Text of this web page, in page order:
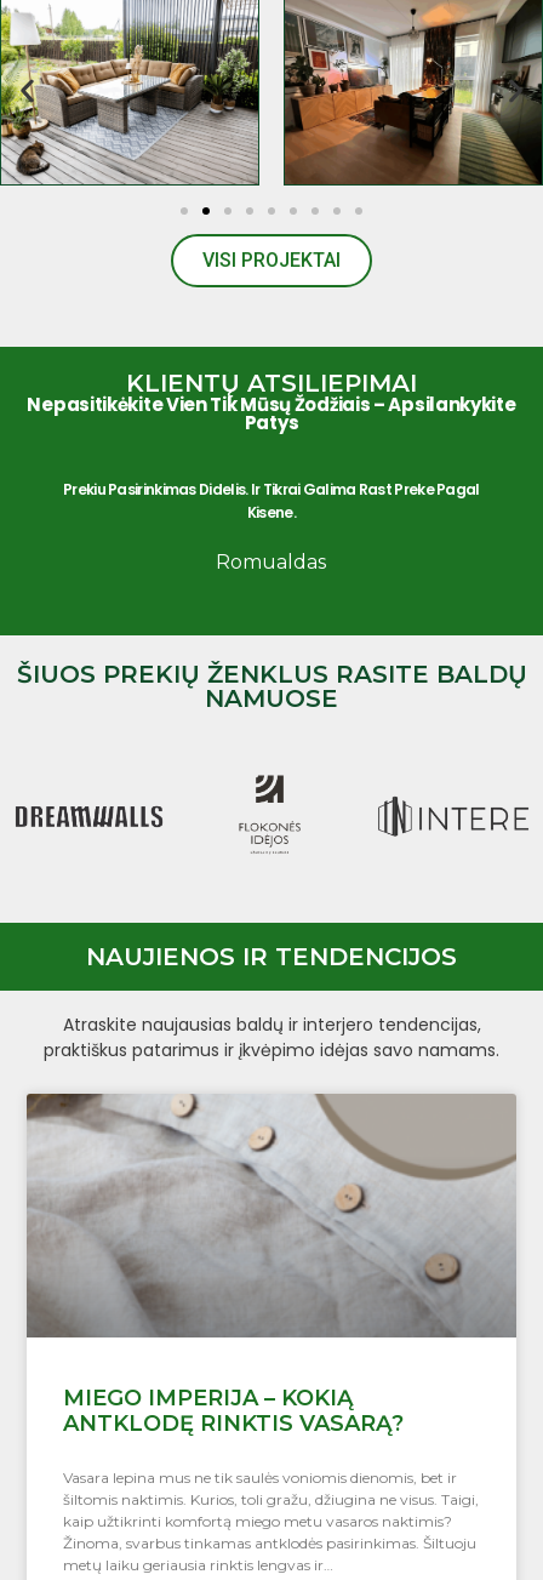
VISI PROJEKTAI
KLIENTŲ ATSILIEPIMAI
Nepasitikėkite Vien Tik Mūsų Žodžiais – Apsilankykite
Patys
Prekiu Pasirinkimas Didelis. Ir Tikrai Galima Rast Preke Pagal
Kisene.
Romualdas
ŠIUOS PREKIŲ ŽENKLUS RASITE BALDŲ
NAMUOSE
NAUJIENOS IR TENDENCIJOS
Atraskite naujausias baldų ir interjero tendencijas,
praktiškus patarimus ir įkvėpimo idėjas savo namams.
MIEGO IMPERIJA – KOKIĄ
ANTKLODĘ RINKTIS VASARĄ?
Vasara lepina mus ne tik saulės voniomis dienomis, bet ir
šiltomis naktimis. Kurios, toli gražu, džiugina ne visus. Taigi,
kaip užtikrinti komfortą miego metu vasaros naktimis?
Žinoma, svarbus tinkamas antklodės pasirinkimas. Šiltuoju
metų laiku geriausia rinktis lengvas ir…